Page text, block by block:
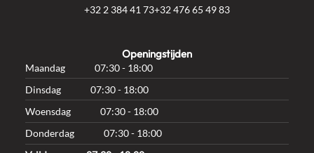
+32 2 384 41 73+32 476 65 49 83
Openingstijden
Maandag
07:30 - 18:00
Dinsdag
07:30 - 18:00
Woensdag
07:30 - 18:00
Donderdag
07:30 - 18:00